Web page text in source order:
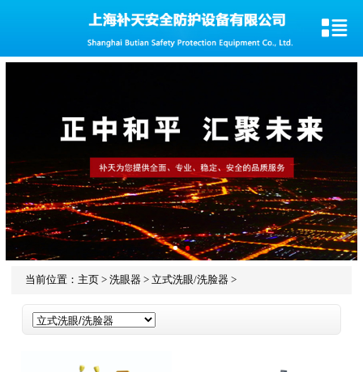
当前位置： 主页> 洗眼器 > 立式洗眼/洗脸器 >